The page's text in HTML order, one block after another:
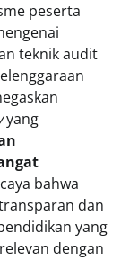
peserta
teknik audit
yang
bahwa
dan
yang
dengan